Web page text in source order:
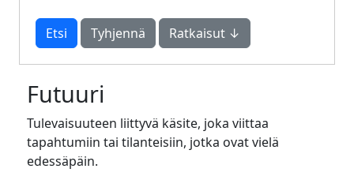
Tyhjennä Ratkaisut ↓
Futuuri
Tulevaisuuteen liittyvä käsite, joka viittaa
tapahtumiin tai tilanteisiin, jotka ovat vielä
edessäpäin.